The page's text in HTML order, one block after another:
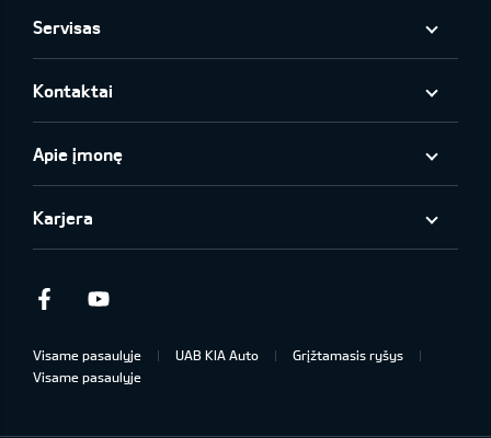
Servisas
Kontaktai
Apie įmonę
Karjera
Facebook
Visame pasaulyje UAB KIA Auto
Grįžtamasis ryšys
Visame pasaulyje